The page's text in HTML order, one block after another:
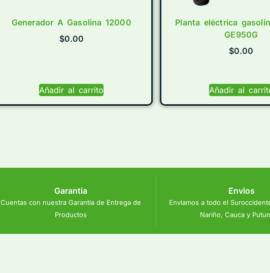
Generador A Gasolina 12000
$0.00
Añadir al carrito
Planta eléctrica
GE950G
$0.00
Añadir al
Garantia
Cuentas con nuestra Garantia de Entrega de
Productos
Envios
Enviamos a todo el
Nariño, Cauca y